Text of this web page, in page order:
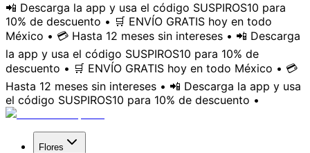
📲 Descarga la app y usa el código SUSPIROS10 para
10% de descuento • 🛒 ENVÍO GRATIS hoy en todo
México • 💳 Hasta 12 meses sin intereses • 📲 Descarga
la app y usa el código SUSPIROS10 para 10% de
descuento • 🛒 ENVÍO GRATIS hoy en todo México • 💳
Hasta 12 meses sin intereses • 📲 Descarga la app y usa
el código SUSPIROS10 para 10% de descuento •
Flores